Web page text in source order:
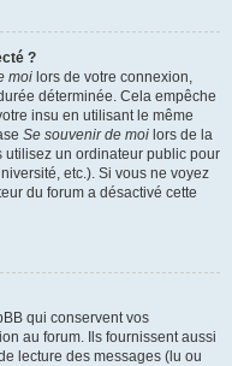
?
moi lors de votre connexion,
déterminée. Cela empêche
insu en utilisant le même
Se souvenir de moi lors de la
utilisez un ordinateur public pour
etc.). Si vous ne voyez
du forum a désactivé cette
qui conservent vos
au forum. Ils fournissent aussi
lecture des messages (lu ou